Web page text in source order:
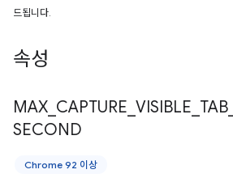
드됩니다.
속성
MAX CAPTURE VISIBLE TAB
SECOND
Chrome 92 이상